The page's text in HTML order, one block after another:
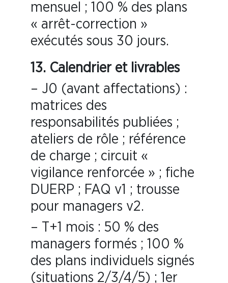
mensuel ; 100 % des plans
« arrêt-correction »
exécutés sous 30 jours.
13. Calendrier et livrables
– J0 (avant affectations) :
matrices des
responsabilités publiées ;
ateliers de rôle ; référence
de charge ; circuit «
vigilance renforcée » ; fiche
DUERP ; FAQ v1 ; trousse
pour managers v2.
– T+1 mois : 50 % des
managers formés ; 100 %
des plans individuels signés
(situations 2/3/4/5) ; 1er